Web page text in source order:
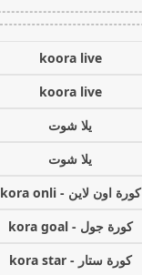
koora live
koora live
يلا شوت
يلا شوت
كورة اون لاين - kora onli
كورة جول - kora goal
كورة ستار - kora star